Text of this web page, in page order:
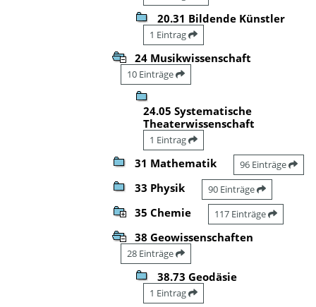
20.31 Bildende Künstler
1 Eintrag
24 Musikwissenschaft
10 Einträge
24.05 Systematische
Theaterwissenschaft
1 Eintrag
31 Mathematik 96 Einträge
33 Physik 90 Einträge
35 Chemie 117 Einträge
38 Geowissenschaften
28 Einträge
38.73 Geodäsie
1 Eintrag